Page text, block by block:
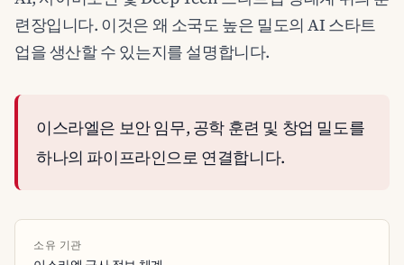
련장입니다. 이것은 왜 소국도 높은 밀도의 AI 스타트
업을 생산할 수 있는지를 설명합니다.
이스라엘은 보안 임무, 공학 훈련 및 창업 밀도를
하나의 파이프라인으로 연결합니다.
소유 기관